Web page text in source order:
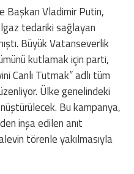
Başkan Vladimir Putin,
tedariki sağlayan
Büyük Vatanseverlik
kutlamak için parti,
Canlı Tutmak” adlı tüm
Ülke genelindeki
Bu kampanya,
inşa edilen anıt
törenle yakılmasıyla